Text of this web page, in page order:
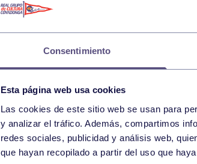
Consentimiento
Esta página web usa cookies
Las cookies de este sitio web se usan para
y analizar el tráfico. Además, compartimos
redes sociales, publicidad y análisis web,
que hayan recopilado a partir del uso que